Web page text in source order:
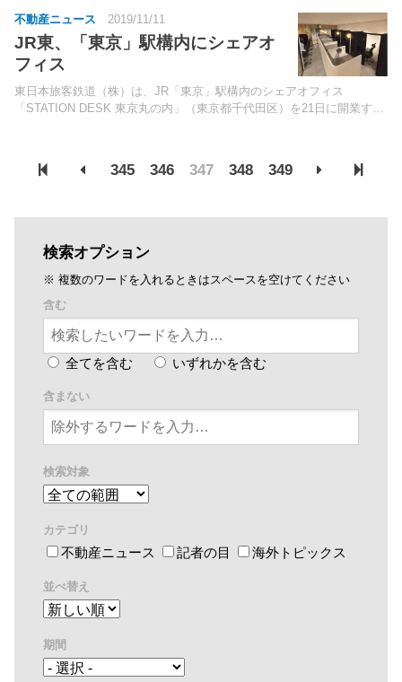
不動産ニュース 2019/11/11
JR東、「東京」駅構内にシェアオ
フィス
東日本旅客鉄道（株）は、JR「東京」駅構内のシェアオフィス
「STATION DESK 東京丸の内」（東京都千代田区）を21日に開業す
345 346 347 348 349
検索オプション
※ 複数のワードを入れるときはスペースを空けてください
含む
全てを含む いずれかを含む
含まない
検索対象
カテゴリ
不動産ニュース 記者の目 海外トピックス
並べ替え
期間